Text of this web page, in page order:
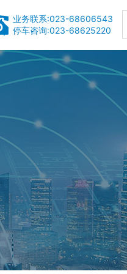
业务联系:023-68606543
停车咨询:023-68625220